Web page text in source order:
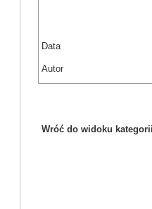
Data
Autor
Wróć do widoku